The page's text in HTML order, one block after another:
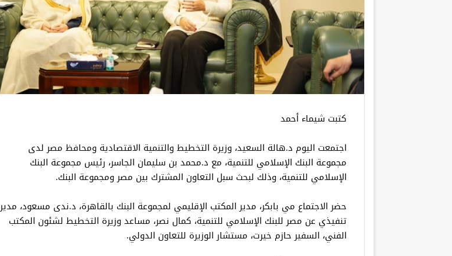
كتبت شيماء أحمد
اجتمعت اليوم د.هالة السعيد، وزيرة التخطيط والتنمية الاقتصادية ومحافظ مصر لدى
مجموعة البنك الإسلامي للتنمية، مع د.محمد بن سليمان الجاسر، رئيس مجموعة البنك
الإسلامي للتنمية، وذلك لبحث سبل التعاون المشترك بين مصر ومجموعة البنك.
حضر الاجتماع مي بابكر، مدير المكتب الإقليمي لمجموعة البنك بالقاهرة، د.ندى مسعود، مدير
تنفيذي عن مصر للبنك الإسلامي للتنمية، كمال نصر، مساعد وزيرة التخطيط لشئون المكتب
الفني، السفير حازم خيرت، مستشار الوزيرة للتعاون الدولي.